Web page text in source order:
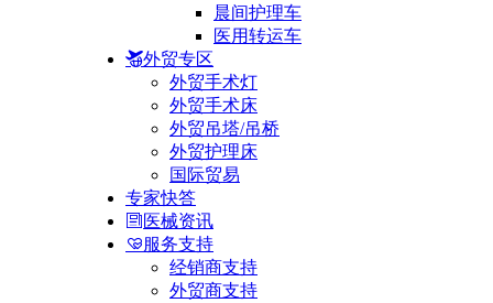
晨间护理车
医用转运车
外贸专区
外贸手术灯
外贸手术床
外贸吊塔/吊桥
外贸护理床
国际贸易
专家快答
医械资讯
服务支持
经销商支持
外贸商支持